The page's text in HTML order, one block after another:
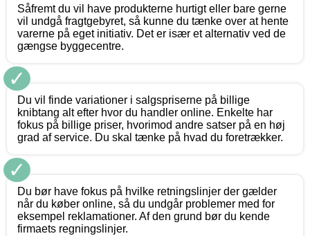
Såfremt du vil have produkterne hurtigt eller bare gerne
vil undgå fragtgebyret, så kunne du tænke over at hente
varerne på eget initiativ. Det er især et alternativ ved de
gængse byggecentre.
✓
Du vil finde variationer i salgspriserne på billige
knibtang alt efter hvor du handler online. Enkelte har
fokus på billige priser, hvorimod andre satser på en høj
grad af service. Du skal tænke på hvad du foretrækker.
✓
Du bør have fokus på hvilke retningslinjer der gælder
når du køber online, så du undgår problemer med for
eksempel reklamationer. Af den grund bør du kende
firmaets regningslinjer.